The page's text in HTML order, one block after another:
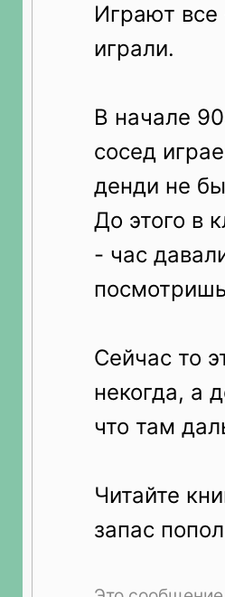
Играют все
играли.
В начале
сосед
денди не
До этого в
- час
Сейчас то
некогда, а
что там
Читайте
запас